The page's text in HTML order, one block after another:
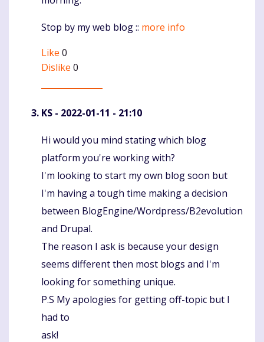
Stop by my web blog :: more info
Like 0
Dislike 0
KS - 2022-01-11 - 21:10
Komentaras
Hi would you mind stating which blog
platform you're working with?
I'm looking to start my own blog soon but
I'm having a tough time making a decision
between BlogEngine/Wordpress/B2evolution
and Drupal.
The reason I ask is because your design
seems different then most blogs and I'm
looking for something unique.
P.S My apologies for getting off-topic but I
had to
ask!